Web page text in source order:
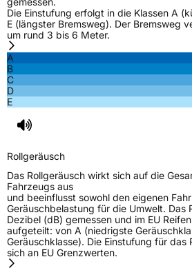
Die Einstufung erfolgt in die Klassen A
E (längster Bremsweg). Der Bremsweg
um rund 3 bis 6 Meter.
A
B
C
D
E
Rollgeräusch
Das Rollgeräusch wirkt sich auf die
Fahrzeugs aus
und beeinflusst sowohl den eigenen
Geräuschbelastung für die Umwelt. Das
Dezibel (dB) gemessen und im EU
aufgeteilt: von A (niedrigste
Geräuschklasse). Die Einstufung für das
sich an EU Grenzwerten.